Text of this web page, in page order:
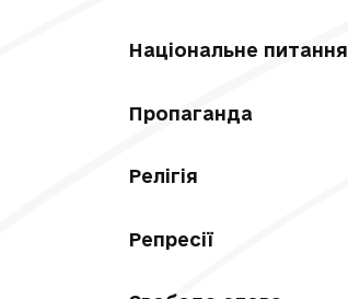
Національне питання
Пропаганда
Релігія
Репресії